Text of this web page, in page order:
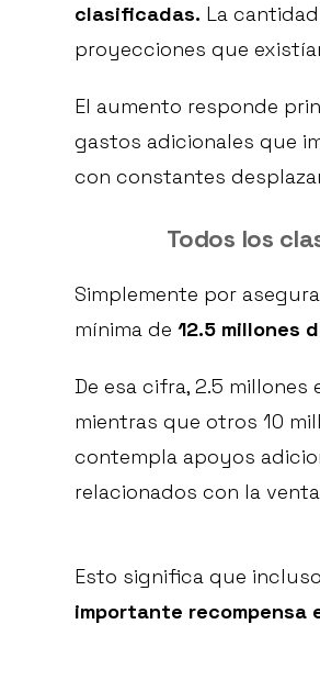
clasificadas. La
proyecciones que
El aumento responde
gastos adicionales que
con constantes
Todos los
Simplemente por
mínima de 12.5 millones
De esa cifra, 2.5
mientras que otros 10
contempla apoyos
relacionados con la
Esto significa que
importante recompensa